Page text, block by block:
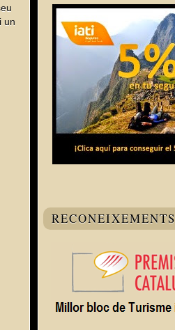
un
RECONEIXEMENTS